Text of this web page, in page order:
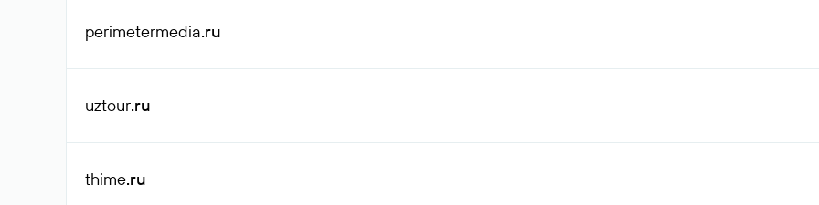
perimetermedia.ru
uztour.ru
thime.ru